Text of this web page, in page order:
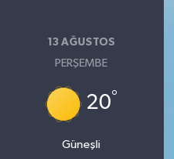
13 AĞUSTOS
PERŞEMBE
20°
Güneşli